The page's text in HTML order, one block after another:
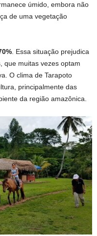
úmido, embora não
de uma vegetação
. Essa situação prejudica
que muitas vezes optam
O clima de Tarapoto
principalmente das
da região amazônica.